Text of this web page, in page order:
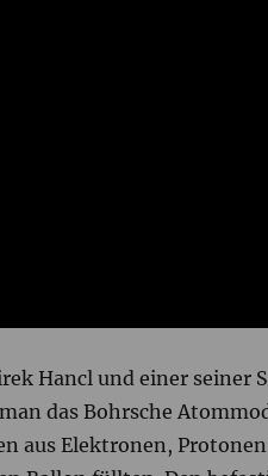
Hancl und einer seiner
das Bohrsche
aus Elektronen,